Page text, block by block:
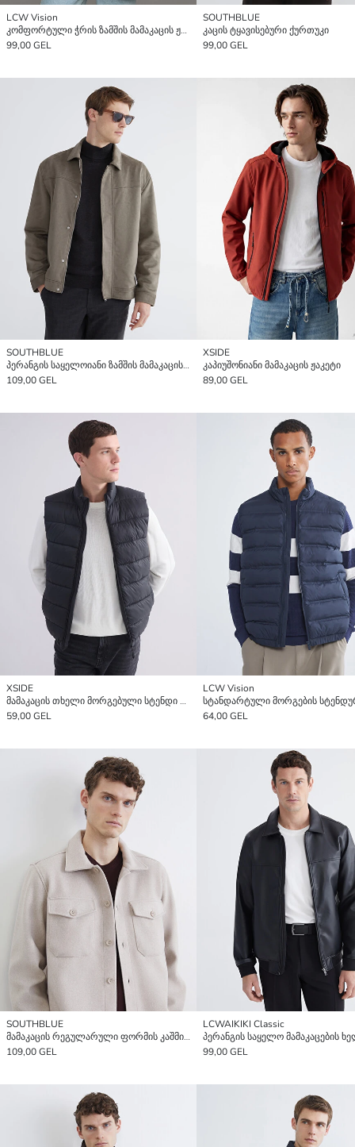
LCW Vision
კომფორტული ჭრის ზამშის მამაკაცის ჟაკეტი
99,00 GEL
SOUTHBLUE
კაცის ტყავისებური ქურთუკი
99,00 GEL
SOUTHBLUE
პერანგის საყელოიანი ზამშის მამაკაცის ქურთუკი
109,00 GEL
XSIDE
კაპიუშონიანი მამაკაცის ჟაკეტი
89,00 GEL
XSIDE
მამაკაცის თხელი მორგებული სტენდი საყელოიანი ბალიშიანი ჟილეტი
59,00 GEL
LCW Vision
64,00 GEL
SOUTHBLUE
მამაკაცის რეგულარული ფორმის კაშმირის პერანგის ქურთუკი
109,00 GEL
LCWAIKIKI Classic
99,00 GEL